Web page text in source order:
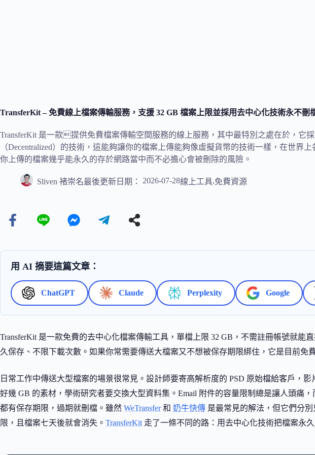
TransferKit – 免費線上檔案傳輸服務，支援 32 GB 檔案上限並採用去中心化技術永不刪
TransferKit 是一款提供免費檔案傳輸空間服務的線上服務，其中最特別之處在於，它
（Decentralized）的技術，這能夠讓你的檔案上傳能夠像虛擬貨幣的技術一樣，在世界
你上傳的檔案幾乎能永久的存於網路當中而不必擔心會被刪除的風險。
Sliven 褚崇名最後更新日期： 2026-07-28線上工具,免費資源
用 AI 摘要這篇文章：
ChatGPT Claude Perplexity Google
TransferKit 是一款免費的去中心化檔案傳輸工具，單檔上限 32 GB，不需註冊帳號就能
久保存、不限下載次數。如果你常需要傳送大檔案又不想被保存期限綁住，它是目前免
日常工作中傳送大型檔案的場景很常見。設計師要寄高解析度的 PSD 原始檔給客戶，
好幾 GB 的素材，學術研究者要交換大型資料集。Email 附件的容量限制總是讓人頭痛
都有保存期限，過期就刪檔。雖然 WeTransfer和 奶牛快傳 是最常見的解法，但它們分
限，且檔案七天後就會消失。 TransferKit 走了一條不同的路：用去中心化技術把檔案永